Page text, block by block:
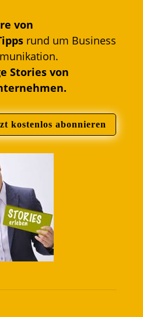
von
rund um Business
Stories von
kostenlos abonnieren